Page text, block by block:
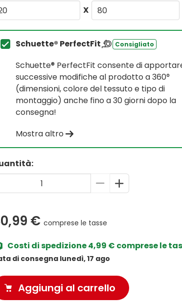
X
Schuette® PerfectFit Consigliato
Schuette® PerfectFit consente di
successive modifiche al prodotto a 360°
(dimensioni, colore del tessuto e tipo di
montaggio) anche fino a 30 giorni dopo la
consegna!
Mostra altro
€ comprese le tasse
Costi di spedizione 4,99 € comprese le
di consegna lunedì, 17 ago
Aggiungi al carrello